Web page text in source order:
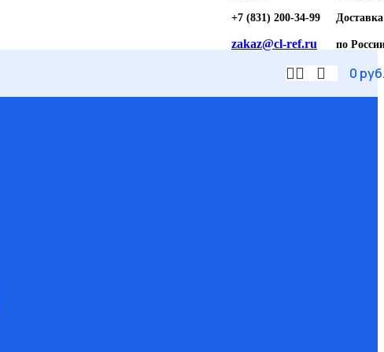
+7 (831) 200-34-99
zakaz@cl-ref.ru
Доставка
по
0